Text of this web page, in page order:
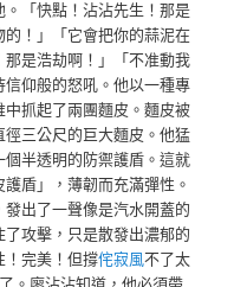
「快點！沾沾先生！那是
！」「它會把你的蒜泥在
是浩劫啊！」「不准動我
仰般的怒吼。他以一種專
抓起了兩團麵皮。麵皮被
三公尺的巨大麵皮。他猛
半透明的防禦護盾。這就
盾」，薄韌而充滿彈性。
出了一聲像是汽水開蓋的
攻擊，只是散發出濃郁的
！完美！但撐侘寂風不了太